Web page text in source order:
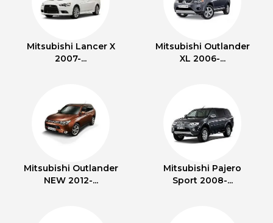
Mitsubishi Lancer X
2007-...
Mitsubishi Outlander
XL 2006-...
Mitsubishi Outlander
NEW 2012-...
Mitsubishi Pajero
Sport 2008-...